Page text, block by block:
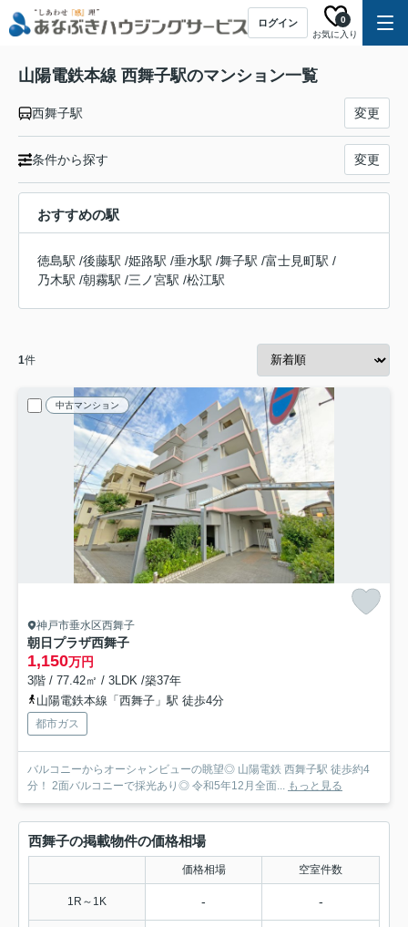
ログイン
お気に入り
0
山陽電鉄本線 西舞子駅のマンション一覧
西舞子駅 変更
条件から探す 変更
おすすめの駅
徳島駅 /後藤駅 /姫路駅 /垂水駅 /舞子駅 /富士見町駅 /
乃木駅 /朝霧駅 /三ノ宮駅 /松江駅
1件
中古マンション
神戸市垂水区西舞子
朝日プラザ西舞子
1,150万円
3階 / 77.42㎡ / 3LDK /築37年
山陽電鉄本線「西舞子」駅 徒歩4分
都市ガス
バルコニーからオーシャンビューの眺望◎ 山陽電鉄 西舞子駅 徒歩約4
分！ 2面バルコニーで採光あり◎ 令和5年12月全面... もっと見る
西舞子の掲載物件の価格相場
価格相場 空室件数
1R～1K - -